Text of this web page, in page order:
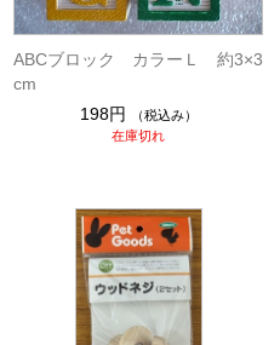
ABCブロック カラーＬ 約3×3
cm
198円
（税込み）
在庫切れ